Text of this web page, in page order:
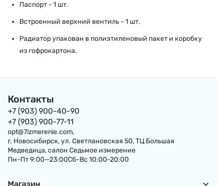
Паспорт - 1 шт.
Встроенный верхний вентиль - 1 шт.
Радиатор упакован в полиэтиленовый пакет и коробку
из гофрокартона.
Контакты
+7 (903) 900-40-90
+7 (903) 900-77-11
opt@7izmerenie.com,
г. Новосибирск, ул. Светлановская 50, ТЦ Большая
Медведица, салон Седьмое измерение
Пн-Пт 9:00—23:00Сб-Вс 10:00-20:00
Магазин